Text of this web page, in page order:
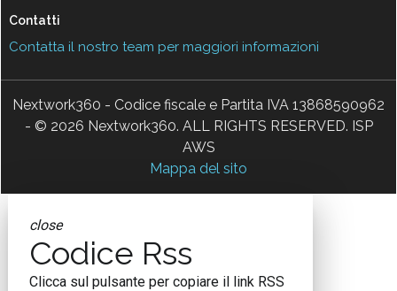
Contatti
Contatta il nostro team per maggiori informazioni
Nextwork360 - Codice fiscale e Partita IVA 13868590962
- © 2026 Nextwork360. ALL RIGHTS RESERVED. ISP
AWS
Mappa del sito
close
Codice Rss
Clicca sul pulsante per copiare il link RSS